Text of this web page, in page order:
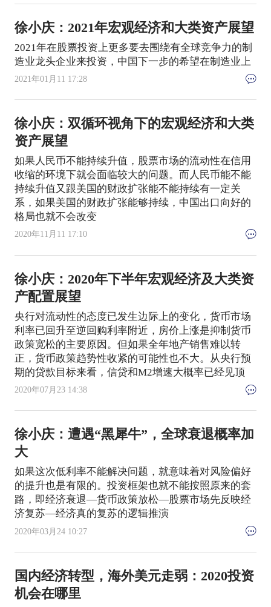
徐小庆：2021年宏观经济和大类资产展望
2021年在股票投资上更多要去围绕有全球竞争力的制
造业龙头企业来投资，中国下一步的希望在制造业上
2021年01月11 17:28
徐小庆：双循环视角下的宏观经济和大类
资产展望
如果人民币不能持续升值，股票市场的流动性在信用
收缩的环境下就会面临较大的问题。而人民币能不能
持续升值又跟美国的财政扩张能不能持续有一定关
系，如果美国的财政扩张能够持续，中国出口向好的
格局也就不会改变
2020年11月11 17:10
徐小庆：2020年下半年宏观经济及大类资
产配置展望
央行对流动性的态度已发生边际上的变化，货币市场
利率已回升至逆回购利率附近，房价上涨是抑制货币
政策宽松的主要原因。但如果全年地产销售难以转
正，货币政策趋势性收紧的可能性也不大。从央行预
期的贷款目标来看，信贷和M2增速大概率已经见顶
2020年07月23 14:38
徐小庆：遭遇“黑犀牛”，全球衰退概率加
大
如果这次低利率不能解决问题，就意味着对风险偏好
的提升也是有限的。投资框架也就不能按照原来的套
路，即经济衰退—货币政策放松—股票市场先反映经
济复苏—经济真的复苏的逻辑推演
2020年03月24 10:27
国内经济转型，海外美元走弱：2020投资
机会在哪里